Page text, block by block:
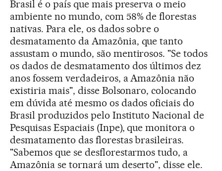
Brasil é o país que mais preserva o meio
ambiente no mundo, com 58% de florestas
nativas. Para ele, os dados sobre o
desmatamento da Amazônia, que tanto
assustam o mundo, são mentirosos. "Se todos
os dados de desmatamento dos últimos dez
anos fossem verdadeiros, a Amazônia não
existiria mais", disse Bolsonaro, colocando
em dúvida até mesmo os dados oficiais do
Brasil produzidos pelo Instituto Nacional de
Pesquisas Espaciais (Inpe), que monitora o
desmatamento das florestas brasileiras.
"Sabemos que se desflorestarmos tudo, a
Amazônia se tornará um deserto", disse ele.